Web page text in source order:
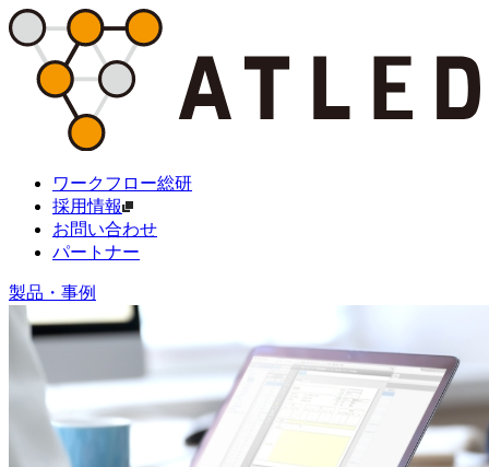
ワークフロー総研
採用情報
お問い合わせ
パートナー
製品・事例